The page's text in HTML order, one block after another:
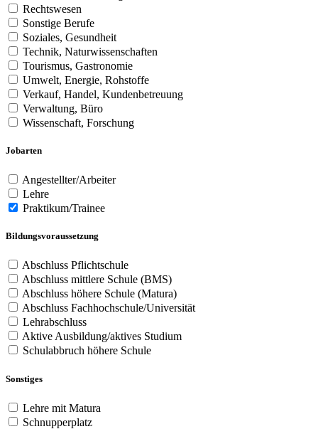
Rechtswesen
Sonstige Berufe
Soziales, Gesundheit
Technik, Naturwissenschaften
Tourismus, Gastronomie
Umwelt, Energie, Rohstoffe
Verkauf, Handel, Kundenbetreuung
Verwaltung, Büro
Wissenschaft, Forschung
Jobarten
Angestellter/Arbeiter
Lehre
Praktikum/Trainee
Bildungsvoraussetzung
Abschluss Pflichtschule
Abschluss mittlere Schule (BMS)
Abschluss höhere Schule (Matura)
Abschluss Fachhochschule/Universität
Lehrabschluss
Aktive Ausbildung/aktives Studium
Schulabbruch höhere Schule
Sonstiges
Lehre mit Matura
Schnupperplatz